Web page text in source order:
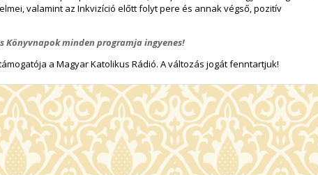
valamint az Inkvizíció előtt folyt pere és annak végső, pozitív
Könyvnapok minden programja ingyenes!
a Magyar Katolikus Rádió. A változás jogát fenntartjuk!